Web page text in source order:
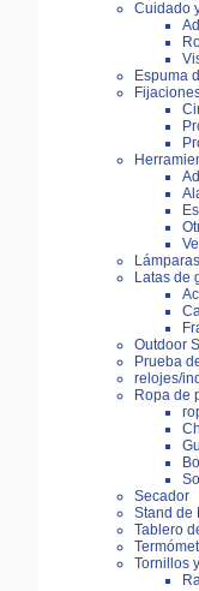
Cuidado
Espuma
Latas de
Outdoor
Prueba
relojes/
Ropa de
Secador
Stand de
Tablero
Tornillos